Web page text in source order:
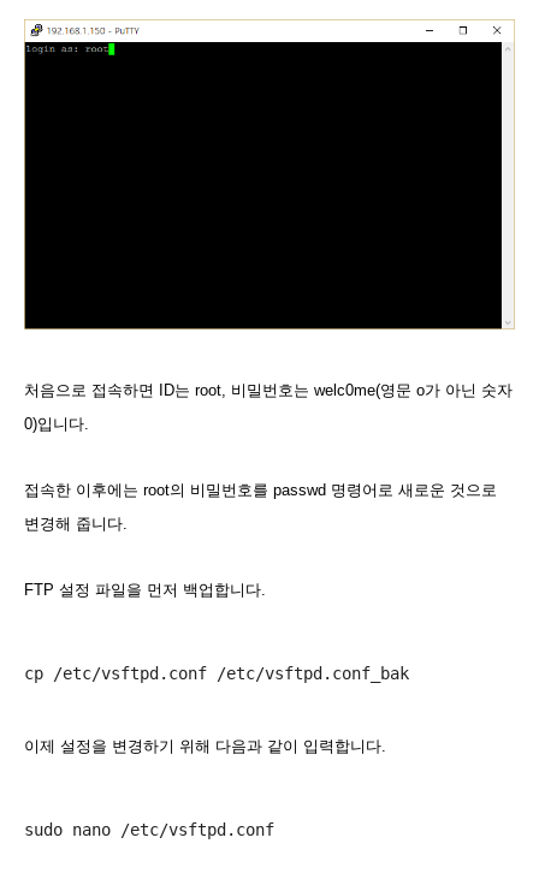
처음으로 접속하면 ID는 root , 비밀번호는 welc0me(영문 o가 아닌 숫자
0)입니다.
접속한 이후에는 root의 비밀번호를 passwd 명령어로 새로운 것으로
변경해 줍니다.
FTP 설정 파일을 먼저 백업합니다.
이제 설정을 변경하기 위해 다음과 같이 입력합니다.